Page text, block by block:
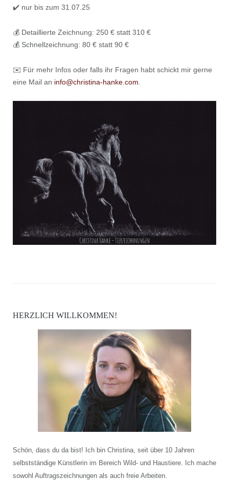
✔️ nur bis zum 31.07.25
💰 Detaillierte Zeichnung: 250 € statt 310 €
💰 Schnellzeichnung: 80 € statt 90 €
✉️ Für mehr Infos oder falls ihr Fragen habt schickt mir gerne
eine Mail an info@christina-hanke.com.
HERZLICH WILLKOMMEN!
Schön, dass du da bist! Ich bin Christina, seit über 10 Jahren
selbstständige Künstlerin im Bereich Wild- und Haustiere. Ich mache
sowohl Auftragszeichnungen als auch freie Arbeiten.